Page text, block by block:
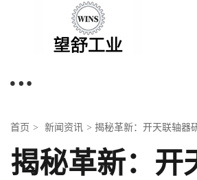
首页 > 新闻资讯 > 揭秘革新：开天联轴器
代
揭秘革新：开